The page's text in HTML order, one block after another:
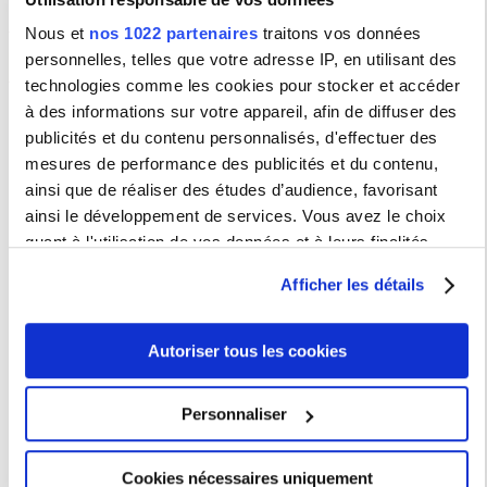
Nous et nos 1022 partenaires traitons vos données
personnelles, telles que votre adresse IP, en utilisant des
technologies comme les cookies pour stocker et accéder
à des informations sur votre appareil, afin de diffuser des
publicités et du contenu personnalisés, d'effectuer des
mesures de performance des publicités et du contenu,
ainsi que de réaliser des études d’audience, favorisant
ainsi le développement de services. Vous avez le choix
quant à l'utilisation de vos données et à leurs finalités.
moment en consultant la Déclaration relative aux cookies
ou en cliquant sur l'icône de confidentialité.
Si vous le permettez, nous aimerions également :
géographique qui peuvent être précises à plusieurs
mètres près
Identifier votre appareil en l'analysant activement
Afficher les détails
Autoriser tous les cookies
Personnaliser
Cookies nécessaires uniquement
ELECTIONS CONSEILS DE DEPARTEMENT
Scrutins du 3 février 2026
Département CAV :
→ Arrêté portant organisation des élections au Conseil du
département CAV
→ Candidats aux élections
→ Arrêté portant organisation des élections au Conseil du
→ Listes électorales
→ Candidats aux élections